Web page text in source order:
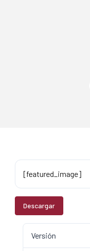
[featured_image]
Descargar
Versión